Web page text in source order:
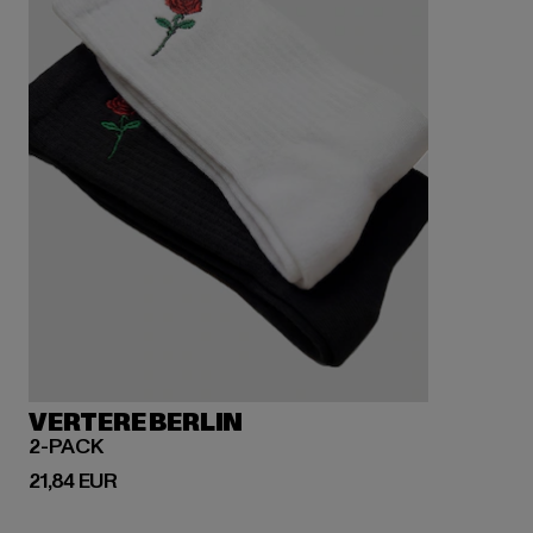
VERTERE BERLIN
2-PACK
21,84 EUR
Prix courant: 21,84 EUR